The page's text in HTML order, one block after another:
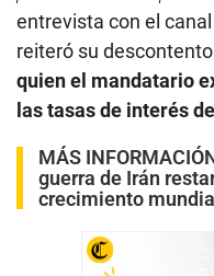
entrevista con el
reiteró su
quien el mandatario
las tasas de interés
MÁS
guerra de Irán
crecimiento